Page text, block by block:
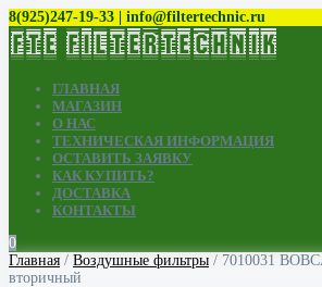
8(925)247-19-33 | info@filtertechnic.ru
ГЛАВНАЯ
МАГАЗИН
О НАС
ТЕХНИЧЕСКАЯ ИНФОРМАЦИЯ
ОСТАВИТЬ ЗАЯВКУ
КАК КУПИТЬ?
ДОСТАВКА
КОНТАКТЫ
0
Главная / Воздушные фильтры / 7010031
вторичный